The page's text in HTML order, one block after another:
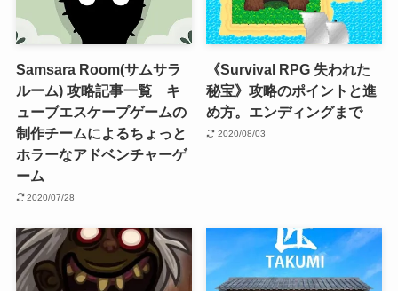
Samsara Room(サムサラ
ルーム) 攻略記事一覧 キ
ューブエスケープゲームの
制作チームによるちょっと
ホラーなアドベンチャーゲ
ーム
2020/07/28
《Survival RPG 失われた
秘宝》攻略のポイントと進
め方。エンディングまで
2020/08/03